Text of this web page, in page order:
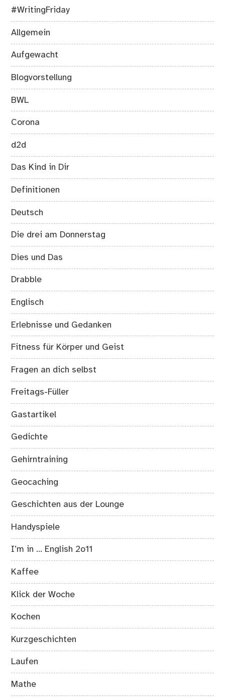
#WritingFriday
Allgemein
Aufgewacht
Blogvorstellung
BWL
Corona
d2d
Das Kind in Dir
Definitionen
Deutsch
Die drei am Donnerstag
Dies und Das
Drabble
Englisch
Erlebnisse und Gedanken
Fitness für Körper und Geist
Fragen an dich selbst
Freitags-Füller
Gastartikel
Gedichte
Gehirntraining
Geocaching
Geschichten aus der Lounge
Handyspiele
I’m in … English 2o11
Kaffee
Klick der Woche
Kochen
Kurzgeschichten
Laufen
Mathe